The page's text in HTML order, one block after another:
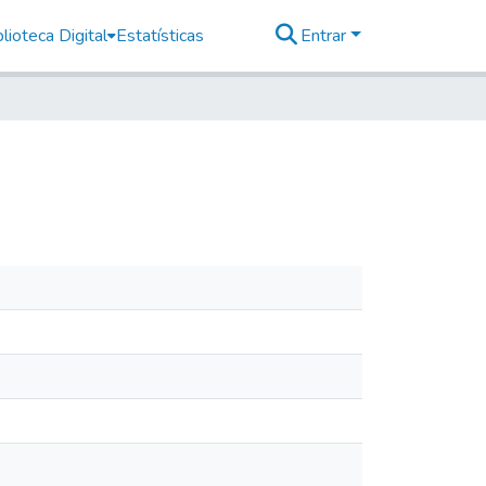
Digital Estatísticas Entrar